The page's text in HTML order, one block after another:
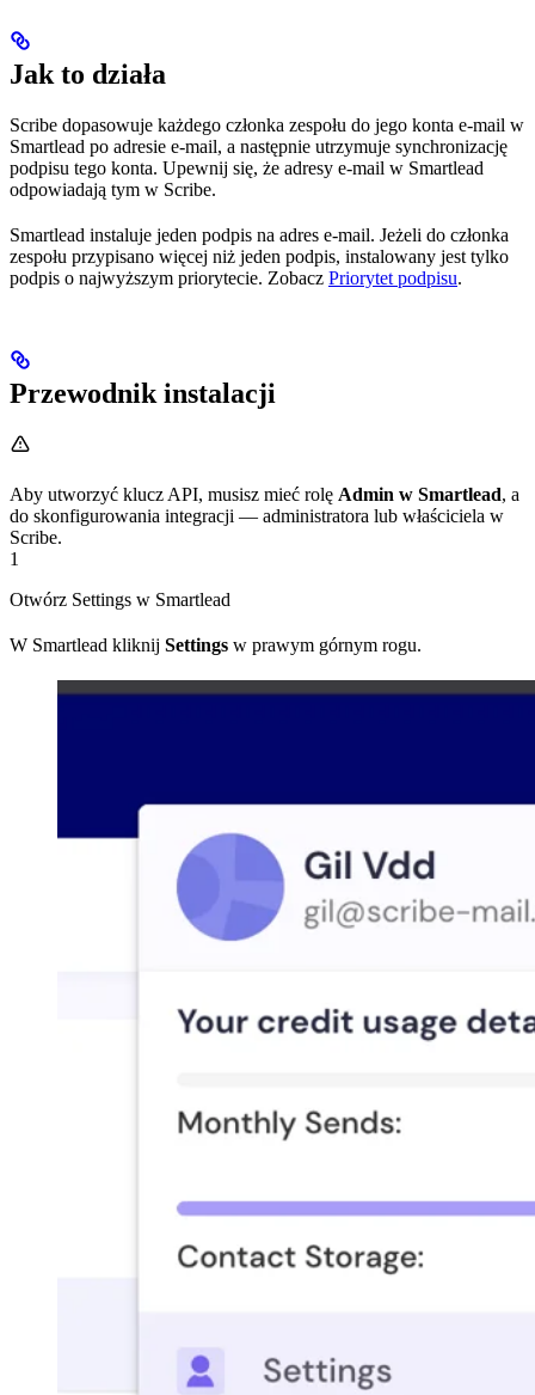
Jak to działa
Scribe dopasowuje każdego członka zespołu do jego konta e-mail w
Smartlead po adresie e-mail, a następnie utrzymuje synchronizację
podpisu tego konta. Upewnij się, że adresy e-mail w Smartlead
odpowiadają tym w Scribe.
Smartlead instaluje jeden podpis na adres e-mail. Jeżeli do członka
zespołu przypisano więcej niż jeden podpis, instalowany jest tylko
podpis o najwyższym priorytecie. Zobacz Priorytet podpisu.
Przewodnik instalacji
Aby utworzyć klucz API, musisz mieć rolę Admin w Smartlead, a
do skonfigurowania integracji — administratora lub właściciela w
Scribe.
1
Otwórz Settings w Smartlead
W Smartlead kliknij Settings w prawym górnym rogu.